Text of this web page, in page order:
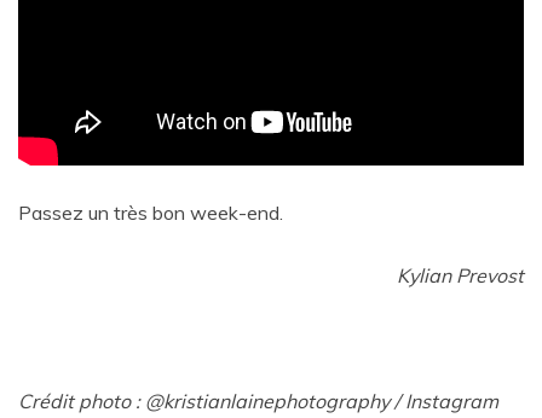
Passez un très bon week-end.
Kylian Prevost
Crédit photo : @kristianlainephotography / Instagram